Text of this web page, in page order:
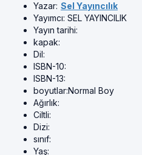
Yazar: Sel Yayıncılık
Yayımcı: SEL YAYINCILIK
Yayın tarihi:
kapak:
Dil:
ISBN-10:
ISBN-13:
boyutlar:Normal Boy
Ağırlık:
Ciltli:
Dizi:
sınıf:
Yaş: